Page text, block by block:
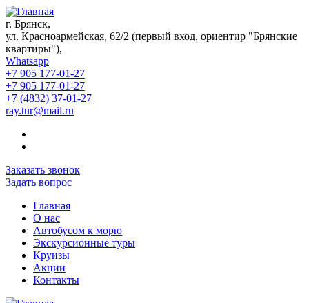
г. Брянск,
ул. Красноармейская, 62/2 (первый вход, ориентир "Брянские
квартиры"),
Whatsapp
+7 905 177-01-27
+7 905 177-01-27
+7 (4832) 37-01-27
ray.tur@mail.ru
Заказать звонок
Задать вопрос
Главная
О нас
Автобусом к морю
Экскурсионные туры
Круизы
Акции
Контакты